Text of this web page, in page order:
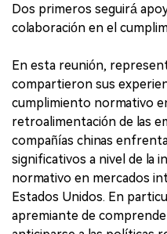
Dos primeros seguirá
colaboración en el
En esta reunión,
compartieron sus
cumplimiento normativo
retroalimentación de las
compañías chinas
significativos a nivel de la
normativo en mercados
Estados Unidos. En
apremiante de